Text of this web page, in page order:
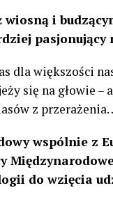
wiosną i
pasjonujący
dla większości
się na głowie
z
wspólnie z
do wzięcia